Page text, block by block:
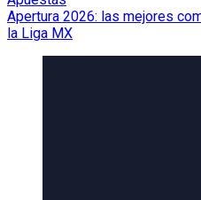
Apertura 2026: las mejores
la Liga MX